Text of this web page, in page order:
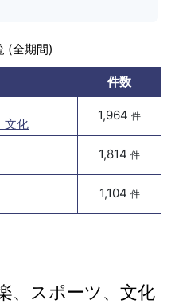
(全期間)
件数
文化
1,964 件
1,814 件
1,104 件
、スポーツ、文化